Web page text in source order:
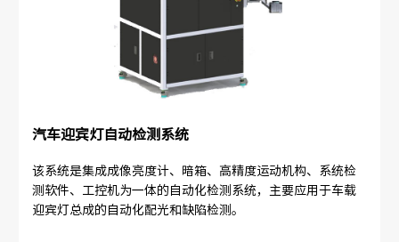
汽车迎宾灯自动检测系统
该系统是集成成像亮度计、暗箱、高精度运动机构、系统检
测软件、工控机为一体的自动化检测系统，主要应用于车载
迎宾灯总成的自动化配光和缺陷检测。